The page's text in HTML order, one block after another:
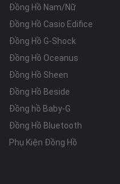
Đồng Hồ Nam/Nữ
Đồng Hồ Casio Edifice
Đồng Hồ G-Shock
Đồng Hồ Oceanus
Đồng Hồ Sheen
Đồng Hồ Beside
Đồng hồ Baby-G
Đồng Hồ Bluetooth
Phụ Kiện Đồng Hồ